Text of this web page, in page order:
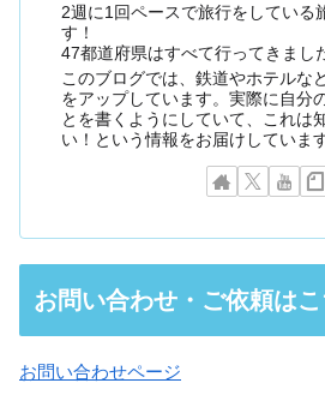
2週に1回ペースで旅行をしている
す！
47都道府県はすべて行ってきまし
このブログでは、鉄道やホテルな
をアップしています。実際に自分
とを書くようにしていて、これは
い！という情報をお届けしています
お問い合わせ・ご依頼は
お問い合わせページ